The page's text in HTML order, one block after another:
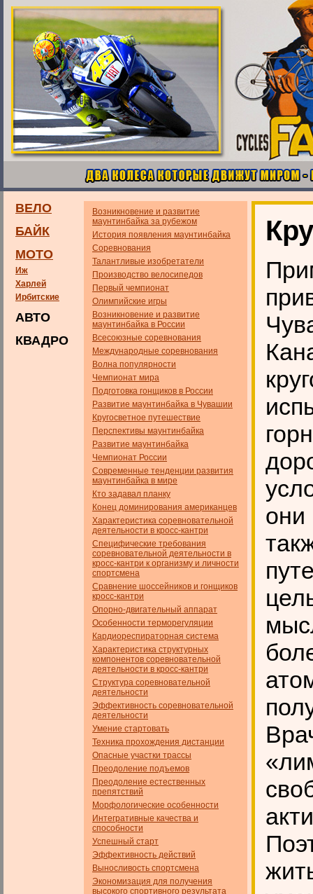
ВЕЛО
БАЙК
МОТО
Иж
Харлей
Ирбитские
АВТО
КВАДРО
Возникновение и развитие
маунтинбайка за рубежом
История появления маунтинбайка
Соревнования
Талантливые изобретатели
Производство велосипедов
Первый чемпионат
Олимпийские игры
Возникновение и развитие
маунтинбайка в России
Всесоюзные соревнования
Международные соревнования
Волна популярности
Чемпионат мира
Подготовка гонщиков в России
Развитие маунтинбайка в Чувашии
Кругосветное путешествие
Перспективы маунтинбайка
Развитие маунтинбайка
Чемпионат России
Современные тенденции развития
маунтинбайка в мире
Кто задавал планку
Конец доминирования американцев
Характеристика соревновательной
деятельности в кросс-кантри
Специфические требования
соревновательной деятельности в
кросс-кантри к организму и личности
спортсмена
Сравнение шоссейников и гонщиков
кросс-кантри
Опорно-двигательный аппарат
Особенности терморегуляции
Кардиореспираторная система
Характеристика структурных
компонентов соревновательной
деятельности в кросс-кантри
Структура соревновательной
деятельности
Эффективность соревновательной
деятельности
Умение стартовать
Техника прохождения дистанции
Опасные участки трассы
Преодоление подъемов
Преодоление естественных
препятствий
Морфологические особенности
Интегративные качества и
способности
Успешный старт
Эффективность действий
Выносливость спортсмена
Экономизация для получения
высокого спортивного результата
они